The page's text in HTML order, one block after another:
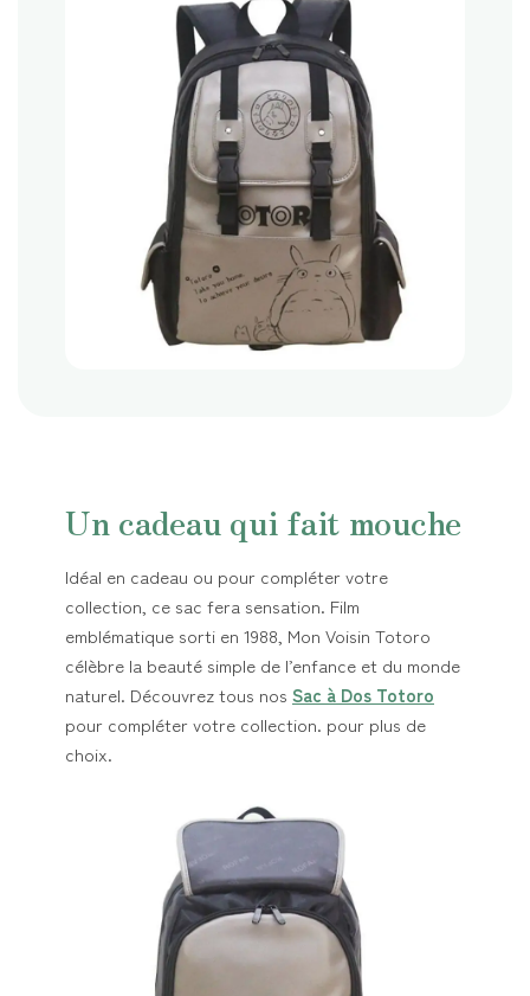
Un cadeau qui fait mouche
Idéal en cadeau ou pour compléter votre
collection, ce sac fera sensation. Film
emblématique sorti en 1988, Mon Voisin Totoro
célèbre la beauté simple de l’enfance et du monde
naturel. Découvrez tous nos Sac à Dos Totoro
pour compléter votre collection. pour plus de
choix.